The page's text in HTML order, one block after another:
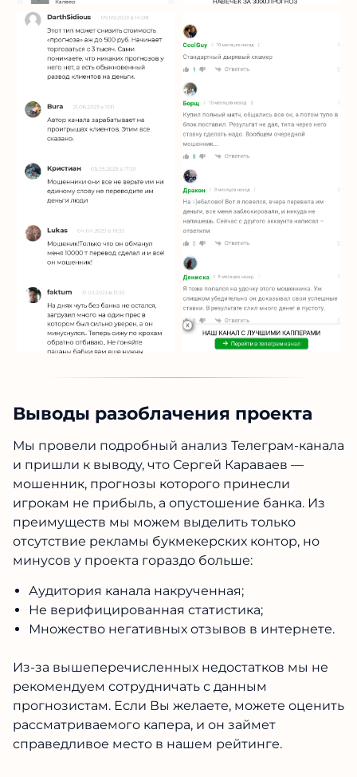
Выводы разоблачения проекта
Мы провели подробный анализ Телеграм-канала
и пришли к выводу, что Сергей Караваев —
мошенник, прогнозы которого принесли
игрокам не прибыль, а опустошение банка. Из
преимуществ мы можем выделить только
отсутствие рекламы букмекерских контор, но
минусов у проекта гораздо больше:
Аудитория канала накрученная;
Не верифицированная статистика;
Множество негативных отзывов в интернете.
Из-за вышеперечисленных недостатков мы не
рекомендуем сотрудничать с данным
прогнозистам. Если Вы желаете, можете оценить
рассматриваемого капера, и он займет
справедливое место в нашем рейтинге.